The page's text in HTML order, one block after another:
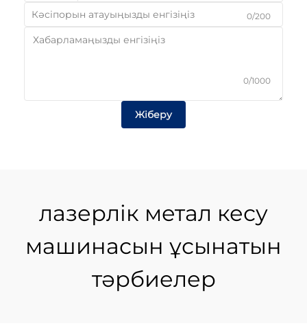
0/200
0/1000
Жіберу
лазерлік метал кесу
машинасын ұсынатын
тәрбиелер